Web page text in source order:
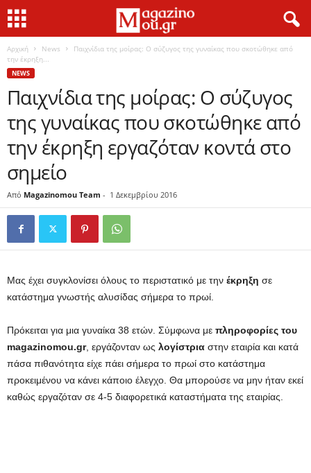
Αρχική News
Παιχνίδια της μοίρας: Ο σύζυγος της γυναίκας που σκοτώθηκε από
την έκρηξη...
NEWS
Παιχνίδια της μοίρας: Ο σύζυγος
της γυναίκας που σκοτώθηκε από
την έκρηξη εργαζόταν κοντά στο
σημείο
Από Magazinomou Team - 1 Δεκεμβρίου 2016
Μας έχει συγκλονίσει όλους το περιστατικό με την έκρηξη σε
κατάστημα γνωστής αλυσίδας σήμερα το πρωί.
Πρόκειται για μια γυναίκα 38 ετών. Σύμφωνα με πληροφορίες του
magazinomou.gr, εργάζονταν ως λογίστρια στην εταιρία και κατά
πάσα πιθανότητα είχε πάει σήμερα το πρωί στο κατάστημα
προκειμένου να κάνει κάποιο έλεγχο. Θα μπορούσε να μην ήταν εκεί
καθώς εργαζόταν σε 4-5 διαφορετικά καταστήματα της εταιρίας.